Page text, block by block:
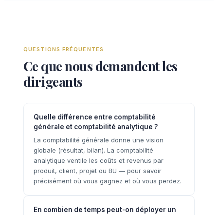
QUESTIONS FRÉQUENTES
Ce que nous demandent les
dirigeants
Quelle différence entre comptabilité
générale et comptabilité analytique ?
La comptabilité générale donne une vision
globale (résultat, bilan). La comptabilité
analytique ventile les coûts et revenus par
produit, client, projet ou BU — pour savoir
précisément où vous gagnez et où vous perdez.
En combien de temps peut-on déployer un